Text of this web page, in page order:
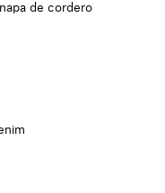
de cordero